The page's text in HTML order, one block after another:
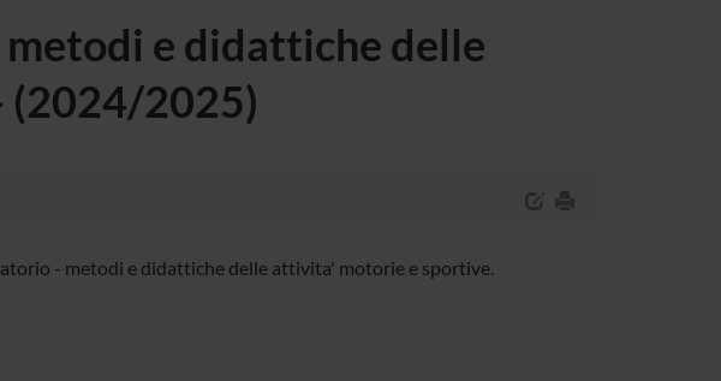
e didattiche delle
(2024/2025)
- metodi e didattiche delle attivita' motorie e sportive.